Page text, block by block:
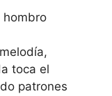
hombro
toca el
patrones